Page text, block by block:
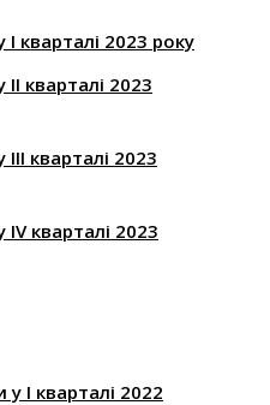
кварталі 2023 року
кварталі 2023
кварталі 2023
кварталі 2023
І кварталі 2022